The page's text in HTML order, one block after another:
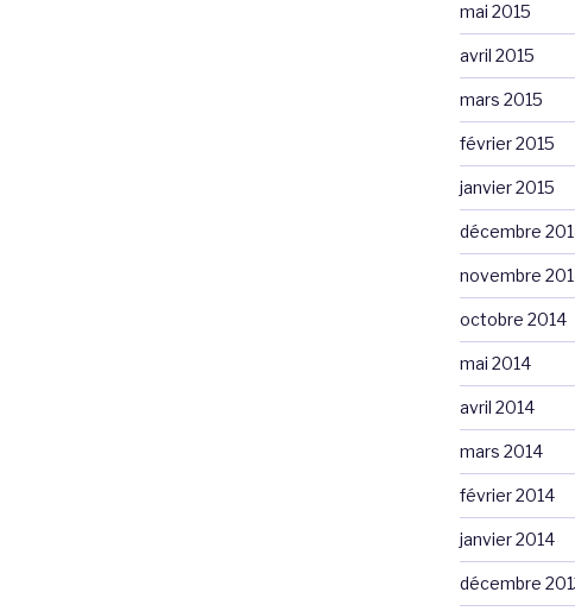
mai 2015
avril 2015
mars 2015
février 2015
janvier 2015
décembre
novembre
octobre 2014
mai 2014
avril 2014
mars 2014
février 2014
janvier 2014
décembre